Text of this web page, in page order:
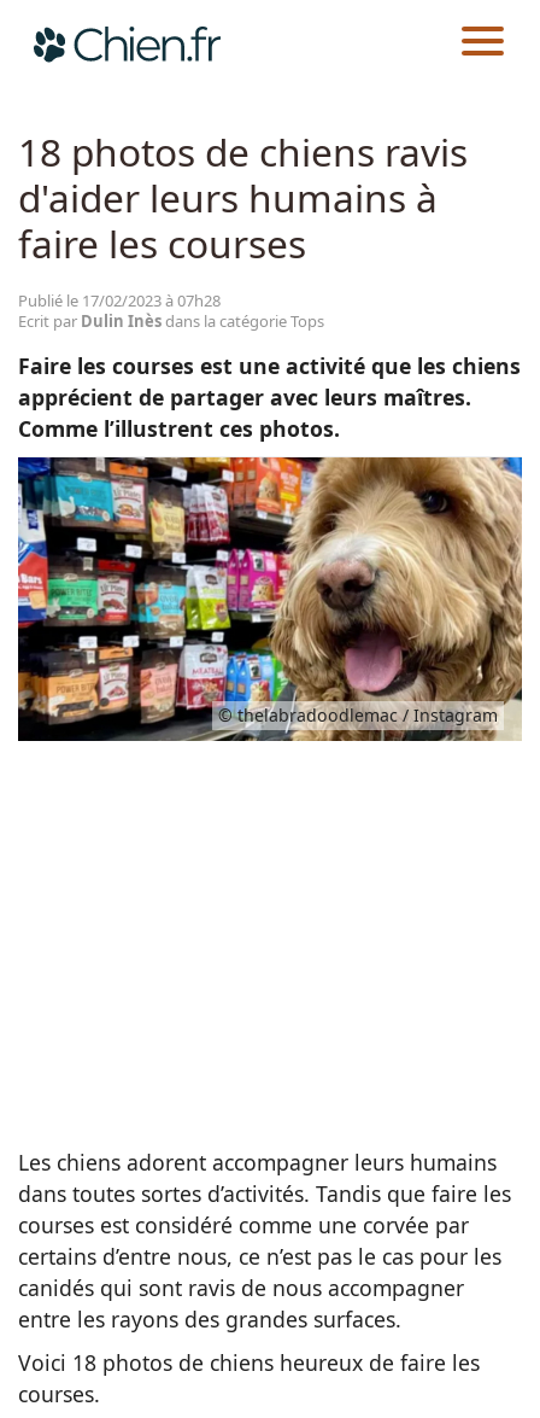
Races
CHIEN.FR ACTUALITÉS
18 photos de chiens ravis
d'aider leurs humains à
faire les courses
Publié le 17/02/2023 à 07h28
Ecrit par Dulin Inèsdans la catégorie Tops
Faire les courses est une activité que les chiens
apprécient de partager avec leurs maîtres.
Comme l’illustrent ces photos.
© thelabradoodlemac / Instagram
Les chiens adorent accompagner leurs humains
dans toutes sortes d’activités. Tandis que faire les
courses est considéré comme une corvée par
certains d’entre nous, ce n’est pas le cas pour les
canidés qui sont ravis de nous accompagner
entre les rayons des grandes surfaces.
Voici 18 photos de chiens heureux de faire les
courses.